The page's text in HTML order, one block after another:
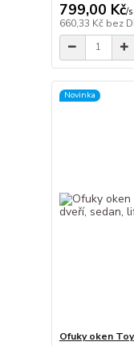
799,00 Kč/
660,33 Kč bez
Novinka
Ofuky oken